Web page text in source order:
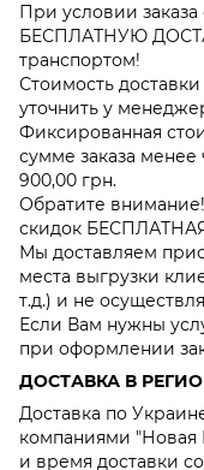
При условии
БЕСПЛАТНУЮ
транспортом!
Стоимость
уточнить у
Фиксированная
сумме заказа менее
900,00 грн.
Обратите
скидок
Мы доставляем
места выгрузки
т.д.) и не
Если Вам нужны
при оформлении
ДОСТАВКА В
Доставка по
компаниями "Новая
и время доставки